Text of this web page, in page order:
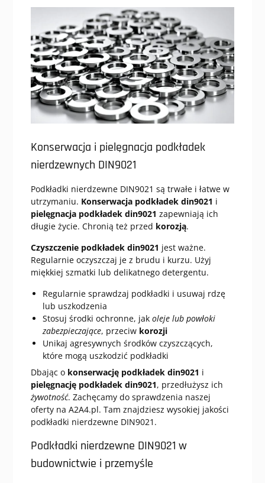
Konserwacja i pielęgnacja podkładek
nierdzewnych DIN9021
Podkładki nierdzewne DIN9021 są trwałe i łatwe w
utrzymaniu. Konserwacja podkładek din9021 i
pielęgnacja podkładek din9021 zapewniają ich
długie życie. Chronią też przed korozją.
Czyszczenie podkładek din9021 jest ważne.
Regularnie oczyszczaj je z brudu i kurzu. Użyj
miękkiej szmatki lub delikatnego detergentu.
Regularnie sprawdzaj podkładki i usuwaj rdzę
lub uszkodzenia
Stosuj środki ochronne, jak oleje lub powłoki
zabezpieczające, przeciw korozji
Unikaj agresywnych środków czyszczących,
które mogą uszkodzić podkładki
Dbając o konserwację podkładek din9021 i
pielęgnację podkładek din9021, przedłużysz ich
żywotność. Zachęcamy do sprawdzenia naszej
oferty na A2A4.pl. Tam znajdziesz wysokiej jakości
podkładki nierdzewne DIN9021.
Podkładki nierdzewne DIN9021 w
budownictwie i przemyśle